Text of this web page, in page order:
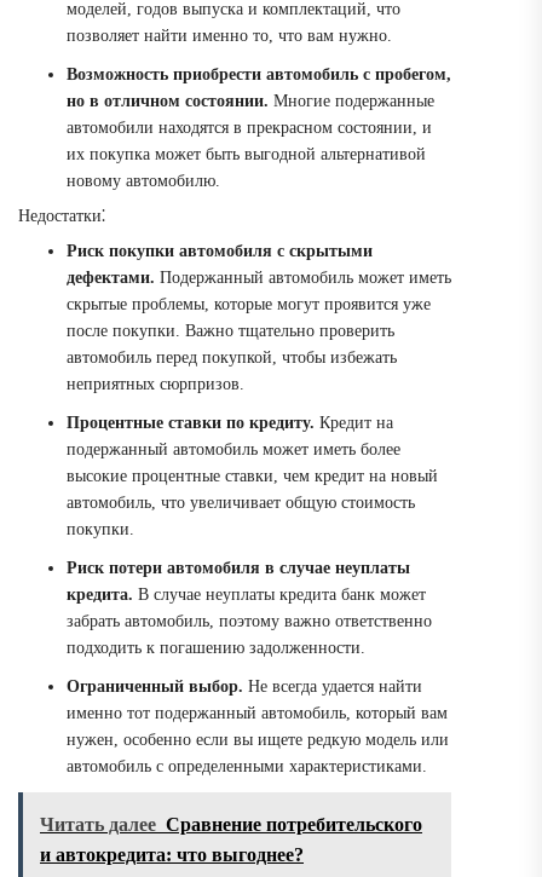
моделей, годов выпуска и комплектаций, что
позволяет найти именно то, что вам нужно.
Возможность приобрести автомобиль с пробегом,
но в отличном состоянии. Многие подержанные
автомобили находятся в прекрасном состоянии, и
их покупка может быть выгодной альтернативой
новому автомобилю.
Недостатки⁚
Риск покупки автомобиля с скрытыми
дефектами. Подержанный автомобиль может иметь
скрытые проблемы, которые могут проявится уже
после покупки. Важно тщательно проверить
автомобиль перед покупкой, чтобы избежать
неприятных сюрпризов.
Процентные ставки по кредиту. Кредит на
подержанный автомобиль может иметь более
высокие процентные ставки, чем кредит на новый
автомобиль, что увеличивает общую стоимость
покупки.
Риск потери автомобиля в случае неуплаты
кредита. В случае неуплаты кредита банк может
забрать автомобиль, поэтому важно ответственно
подходить к погашению задолженности.
Ограниченный выбор. Не всегда удается найти
именно тот подержанный автомобиль, который вам
нужен, особенно если вы ищете редкую модель или
автомобиль с определенными характеристиками.
Читать далее Сравнение потребительского
и автокредита: что выгоднее?